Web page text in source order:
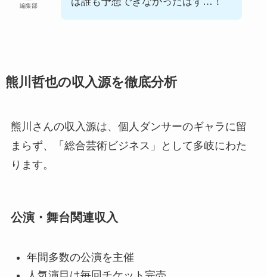
編集部
熊川哲也の収入源を徹底分析
熊川さんの収入源は、個人ダンサーのギャラに留
まらず、「総合芸術ビジネス」として多岐にわた
ります。
公演・舞台関連収入
年間多数の公演を主催